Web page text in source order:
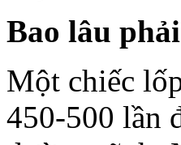
Bao lâu
Một chiếc
450-500 lần